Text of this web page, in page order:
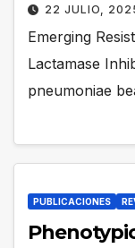
22 JULIO,
Emerging
Lactamase
pneumoniae
PUBLICACIONES